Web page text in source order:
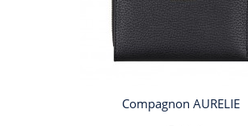
Compagnon AURELIE